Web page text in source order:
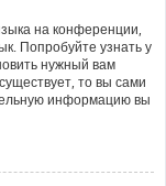
на конференции,
Попробуйте узнать у
нужный вам
то вы сами
информацию вы